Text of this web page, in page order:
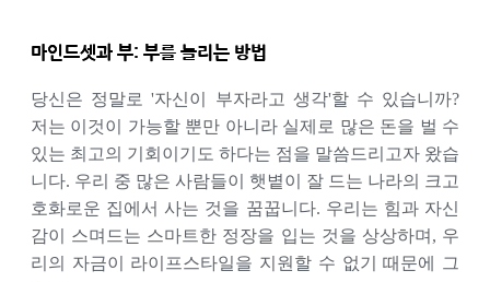
마인드셋과 부: 부를 늘리는 방법
당신은 정말로 '자신이 부자라고 생각'할 수 있습니까?
저는 이것이 가능할 뿐만 아니라 실제로 많은 돈을 벌 수
있는 최고의 기회이기도 하다는 점을 말씀드리고자 왔습
니다. 우리 중 많은 사람들이 햇볕이 잘 드는 나라의 크고
호화로운 집에서 사는 것을 꿈꿉니다. 우리는 힘과 자신
감이 스며드는 스마트한 정장을 입는 것을 상상하며, 우
리의 자금이 라이프스타일을 지원할 수 없기 때문에 그